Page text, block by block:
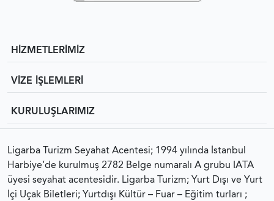
HİZMETLERİMİZ
VİZE İŞLEMLERİ
KURULUŞLARIMIZ
Ligarba Turizm Seyahat Acentesi; 1994 yılında İstanbul
Harbiye’de kurulmuş 2782 Belge numaralı A grubu IATA
üyesi seyahat acentesidir. Ligarba Turizm; Yurt Dışı ve Yurt
İçi Uçak Biletleri; Yurtdışı Kültür – Fuar – Eğitim turları ;